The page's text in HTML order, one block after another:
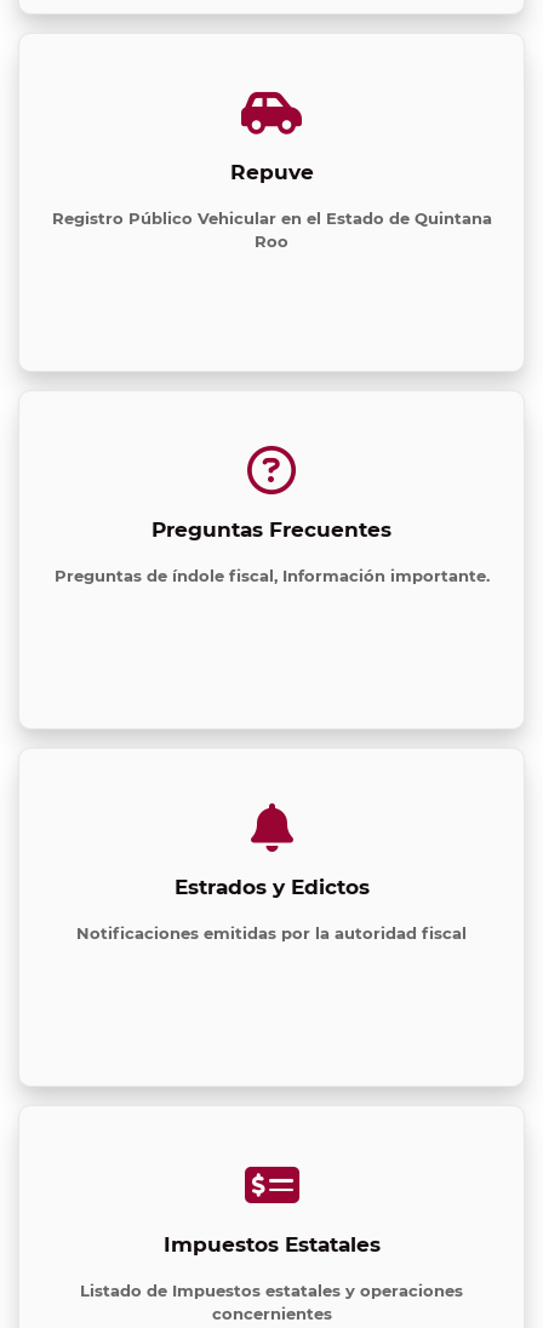
Repuve
Registro Público Vehicular en el Estado de Quintana
Roo
Preguntas Frecuentes
Preguntas de índole fiscal, Información importante.
Estrados y Edictos
Notificaciones emitidas por la autoridad fiscal
Impuestos Estatales
Listado de Impuestos estatales y operaciones
concernientes